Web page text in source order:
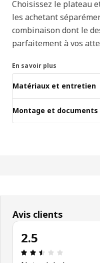
Choisissez le plateau
les achetant
combinaison dont le
parfaitement à vos
En savoir plus
Matériaux et entretien
Montage et documents
Avis clients
2.5
Avis: 2.5